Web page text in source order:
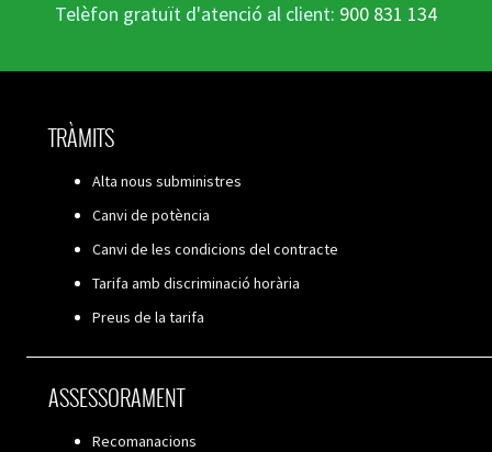
Telèfon gratuït d'atenció al client: 900 831 134
TRÀMITS
Alta nous subministres
Canvi de potència
Canvi de les condicions del contracte
Tarifa amb discriminació horària
Preus de la tarifa
ASSESSORAMENT
Recomanacions